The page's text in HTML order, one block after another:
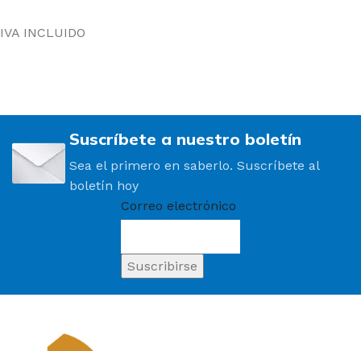
IVA INCLUIDO
Suscríbete a nuestro boletín
Sea el primero en saberlo. Suscríbete al
boletín hoy
Correo electrónico